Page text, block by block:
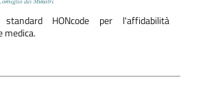
HONcode per l'affidabilità
medica.